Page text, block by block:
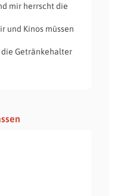
mir herrscht die
und Kinos müssen
die Getränkehalter